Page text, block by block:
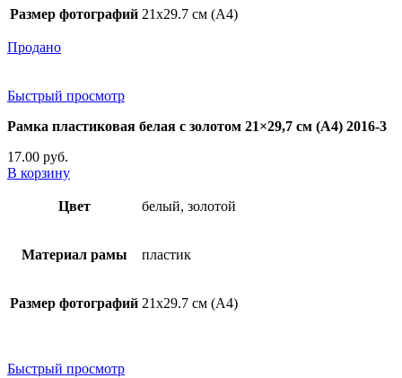
Размер фотографий 21х29.7 см (А4)
Продано
Быстрый просмотр
Рамка пластиковая белая с золотом 21×29,7 см (А4) 2016-3
17.00 руб.
В корзину
Цвет белый, золотой
Материал рамы пластик
Размер фотографий 21х29.7 см (А4)
Быстрый просмотр